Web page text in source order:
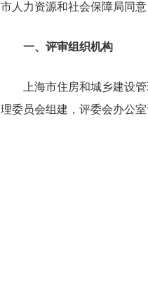
市人力资源和社会保障局同
一、评审组织机构
上海市住房和城乡建设管
理委员会组建，评委会办公